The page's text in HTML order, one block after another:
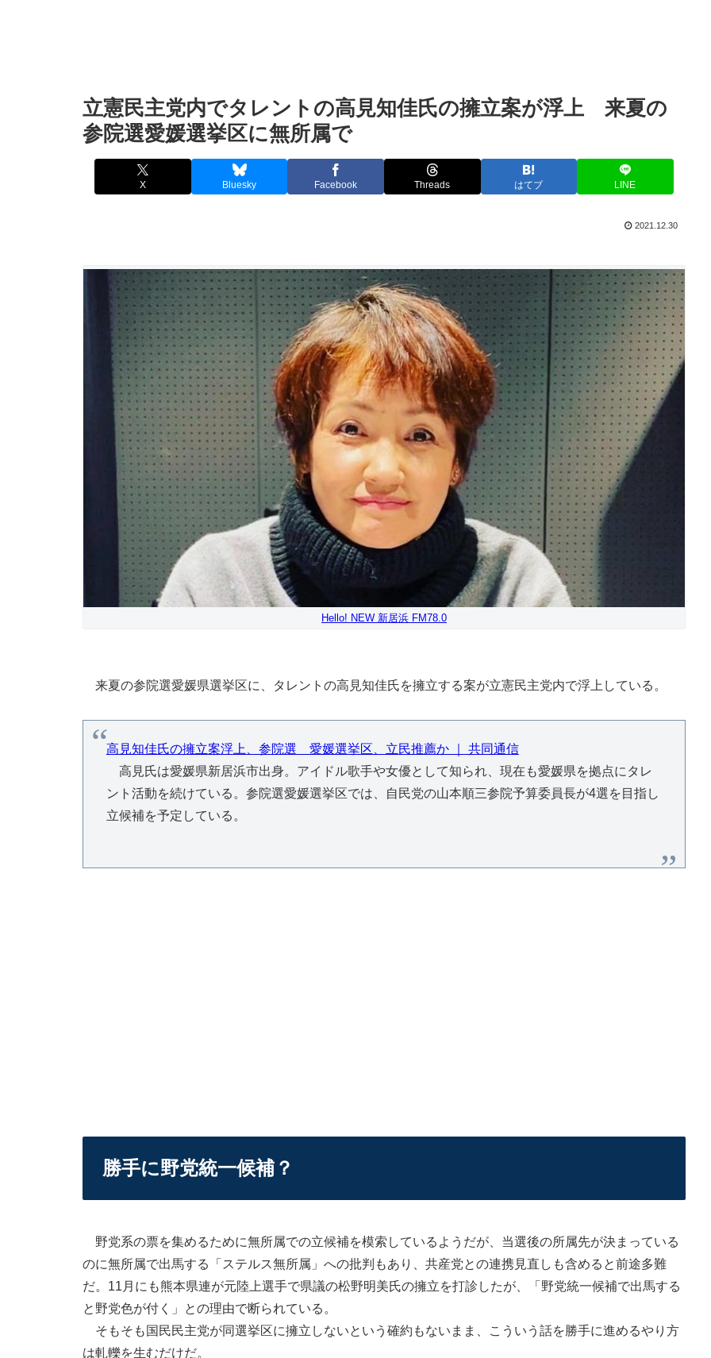
立憲民主党内でタレントの高見知佳氏の擁立案が浮上 来夏の
参院選愛媛選挙区に無所属で
X Bluesky Facebook Threads はてブ LINE
2021.12.30
Hello! NEW 新居浜 FM78.0
来夏の参院選愛媛県選挙区に、タレントの高見知佳氏を擁立する案が立憲民主党内で浮上している。
高見知佳氏の擁立案浮上、参院選 愛媛選挙区、立民推薦か ｜ 共同通信
高見氏は愛媛県新居浜市出身。アイドル歌手や女優として知られ、現在も愛媛県を拠点にタレ
ント活動を続けている。参院選愛媛選挙区では、自民党の山本順三参院予算委員長が4選を目指し
立候補を予定している。
勝手に野党統一候補？
野党系の票を集めるために無所属での立候補を模索しているようだが、当選後の所属先が決まっている
のに無所属で出馬する「ステルス無所属」への批判もあり、共産党との連携見直しも含めると前途多難
だ。11月にも熊本県連が元陸上選手で県議の松野明美氏の擁立を打診したが、「野党統一候補で出馬する
と野党色が付く」との理由で断られている。
そもそも国民民主党が同選挙区に擁立しないという確約もないまま、こういう話を勝手に進めるやり方
は軋轢を生むだけだ。